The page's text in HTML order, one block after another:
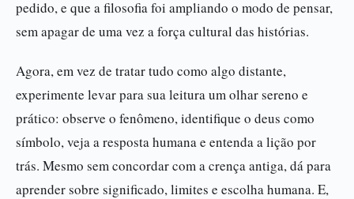
pedido, e que a filosofia foi ampliando o modo de pensar,
sem apagar de uma vez a força cultural das histórias.
Agora, em vez de tratar tudo como algo distante,
experimente levar para sua leitura um olhar sereno e
prático: observe o fenômeno, identifique o deus como
símbolo, veja a resposta humana e entenda a lição por
trás. Mesmo sem concordar com a crença antiga, dá para
aprender sobre significado, limites e escolha humana. E,